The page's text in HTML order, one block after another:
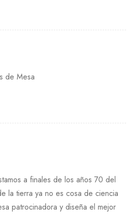
de Mesa
a finales de los años 70 del
la tierra ya no es cosa de ciencia
patrocinadora y diseña el mejor